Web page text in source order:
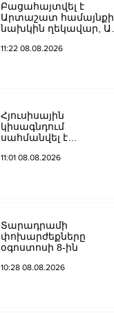
Բացահայտվել է
Արտաշատ համայնքի
նախկին ղեկավար, ԱԺ
պատգամավոր Ա.Ա.-ի
11:22 08.08.2026
Հյուսիսային
կիսագնդում
սահմանվել է
նոր ռեկորդ․ Լևոն
11:01 08.08.2026
Տարադրամի
փոխարժեքները
օգոստոսի 8-ին
10:28 08.08.2026